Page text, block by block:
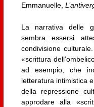
Emmanuelle,
La narrativa delle
sembra essersi
condivisione
«scrittura
ad esempio, che
letteratura intimistica
della repressione
approdare alla